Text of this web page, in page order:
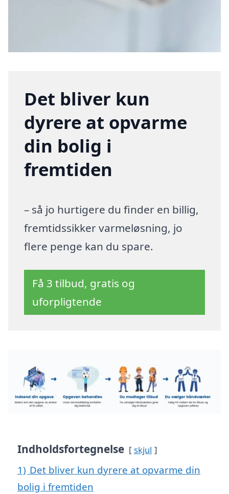
Det bliver kun
dyrere at opvarme
din bolig i
fremtiden
– så jo hurtigere du finder en billig,
fremtidssikker varmeløsning, jo
flere penge kan du spare.
Få 3 tilbud, gratis og
uforpligtende
Indholdsfortegnelse skjul
1) Det bliver kun dyrere at opvarme din
bolig i fremtiden